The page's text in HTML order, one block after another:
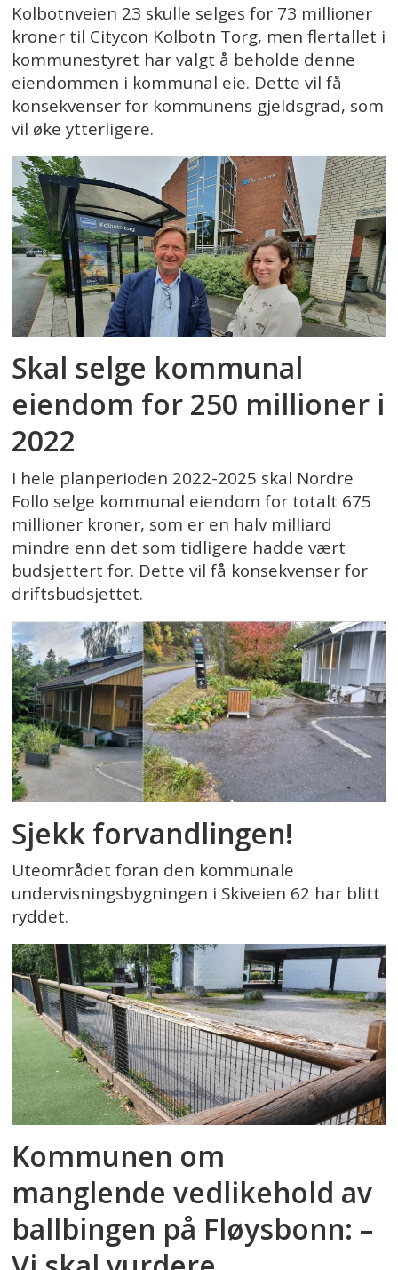
Kolbotnveien 23 skulle selges for 73 millioner
kroner til Citycon Kolbotn Torg, men flertallet i
kommunestyret har valgt å beholde denne
eiendommen i kommunal eie. Dette vil få
konsekvenser for kommunens gjeldsgrad, som
vil øke ytterligere.
Skal selge kommunal
eiendom for 250 millioner i
2022
I hele planperioden 2022-2025 skal Nordre
Follo selge kommunal eiendom for totalt 675
millioner kroner, som er en halv milliard
mindre enn det som tidligere hadde vært
budsjettert for. Dette vil få konsekvenser for
driftsbudsjettet.
Sjekk forvandlingen!
Uteområdet foran den kommunale
undervisningsbygningen i Skiveien 62 har blitt
ryddet.
Kommunen om
manglende vedlikehold av
ballbingen på Fløysbonn: –